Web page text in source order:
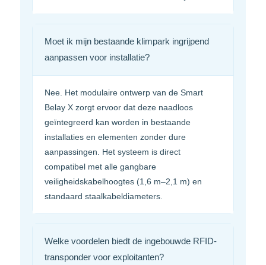
Moet ik mijn bestaande klimpark ingrijpend
aanpassen voor installatie?
Nee. Het modulaire ontwerp van de Smart
Belay X zorgt ervoor dat deze naadloos
geïntegreerd kan worden in bestaande
installaties en elementen zonder dure
aanpassingen. Het systeem is direct
compatibel met alle gangbare
veiligheidskabelhoogtes (1,6 m–2,1 m) en
standaard staalkabeldiameters.
Welke voordelen biedt de ingebouwde RFID-
transponder voor exploitanten?